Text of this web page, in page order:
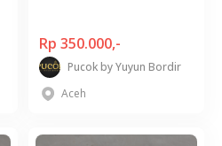
Rp 350.000,-
Pucok by Yuyun Bordir
Aceh